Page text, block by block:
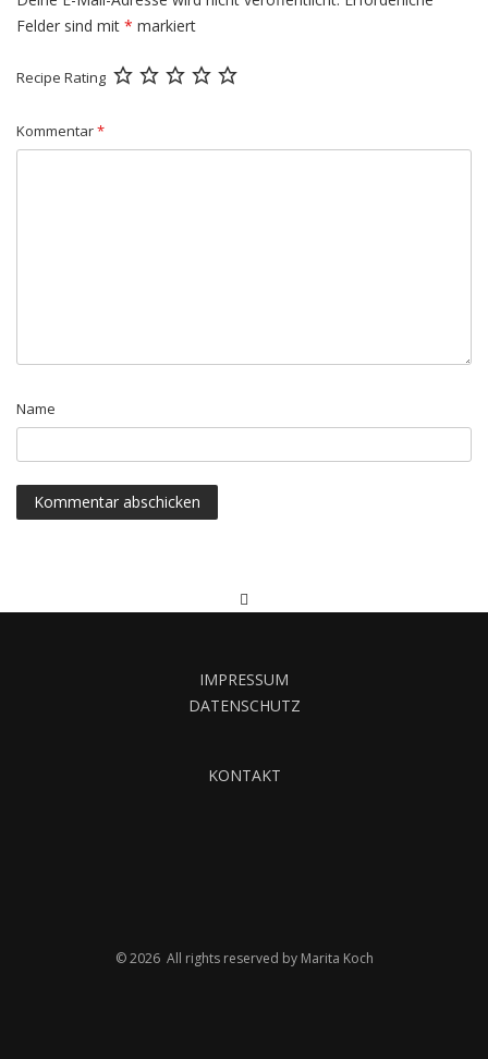
Felder sind mit * markiert
Recipe Rating
Kommentar*
Name
IMPRESSUM
DATENSCHUTZ
KONTAKT
© 2026 All rights reserved by Marita Koch